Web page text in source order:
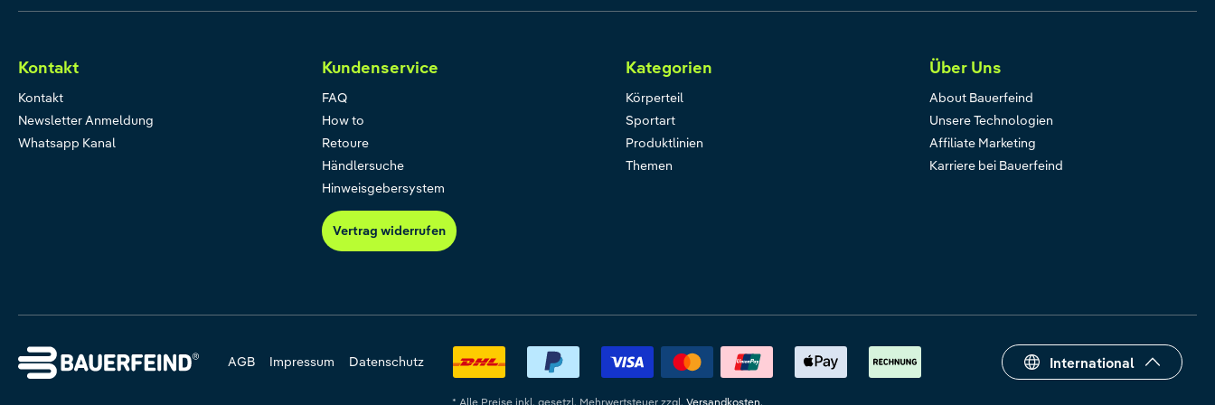
Kontakt
Kontakt
Newsletter Anmeldung
Whatsapp Kanal
Kundenservice
FAQ
How to
Retoure
Händlersuche
Hinweisgebersystem
Vertrag widerrufen
Kategorien
Körperteil
Sportart
Produktlinien
Themen
Über Uns
About Bauerfeind
Unsere Technologien
Affiliate Marketing
Karriere bei Bauerfeind
AGB Impressum Datenschutz International
* Alle Preise inkl. gesetzl. Mehrwertsteuer zzgl. Versandkosten.